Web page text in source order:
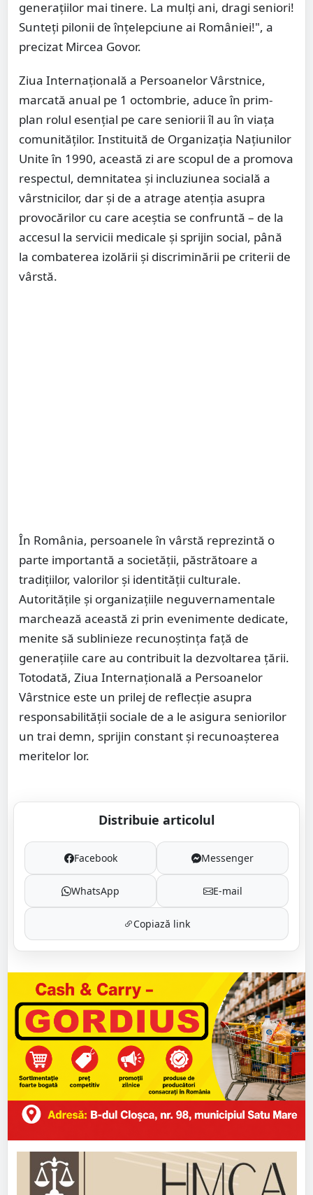
generațiilor mai tinere. La mulți ani, dragi seniori!
Sunteți pilonii de înțelepciune ai României!", a
precizat Mircea Govor.
Ziua Internațională a Persoanelor Vârstnice,
marcată anual pe 1 octombrie, aduce în prim-
plan rolul esențial pe care seniorii îl au în viața
comunităților. Instituită de Organizația Națiunilor
Unite în 1990, această zi are scopul de a promova
respectul, demnitatea și incluziunea socială a
vârstnicilor, dar și de a atrage atenția asupra
provocărilor cu care aceștia se confruntă – de la
accesul la servicii medicale și sprijin social, până
la combaterea izolării și discriminării pe criterii de
vârstă.
În România, persoanele în vârstă reprezintă o
parte importantă a societății, păstrătoare a
tradițiilor, valorilor și identității culturale.
Autoritățile și organizațiile neguvernamentale
marchează această zi prin evenimente dedicate,
menite să sublinieze recunoștința față de
generațiile care au contribuit la dezvoltarea țării.
Totodată, Ziua Internațională a Persoanelor
Vârstnice este un prilej de reflecție asupra
responsabilității sociale de a le asigura seniorilor
un trai demn, sprijin constant și recunoașterea
meritelor lor.
Distribuie articolul
Facebook Messenger
WhatsApp E-mail
Copiază link